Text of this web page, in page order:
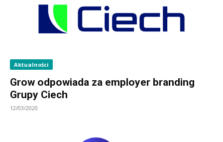
Aktualności
Grow odpowiada za employer branding
Grupy Ciech
12/03/2020